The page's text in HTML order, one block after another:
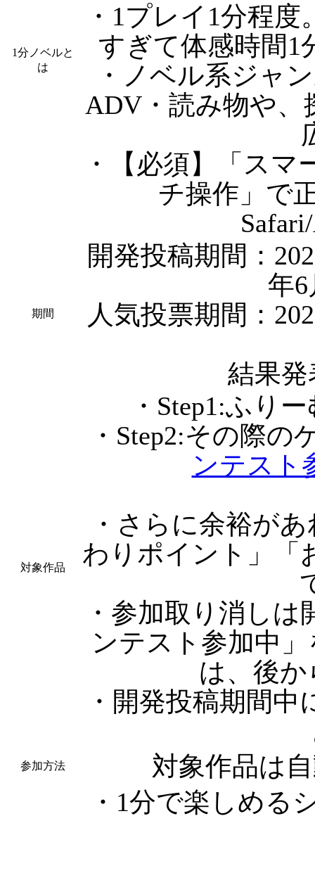
1分ノベルと
は
・1プレイ1分程
すぎて体感時間1
・ノベル系ジャ
ADV・読み物や、
・【必須】「ス
チ操作」で
期間
開発投稿期間：
年6
人気投票期間：
結果発
対象作品
・Step1:ふり
・Step2:その際の
ンテスト
・さらに余裕が
わりポイント」「
・参加取り消し
ンテスト参加中
は、後
・開発投稿期間
参加方法 対象作品は
・1分で楽しめる